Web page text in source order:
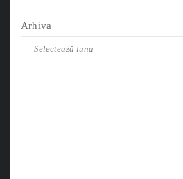
Arhiva